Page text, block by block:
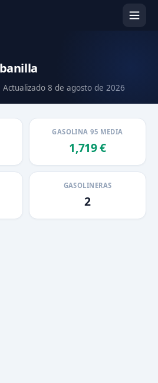
Actualizado 8 de agosto de 2026
GASOLINA 95 MEDIA
1,719 €
GASOLINERAS
2